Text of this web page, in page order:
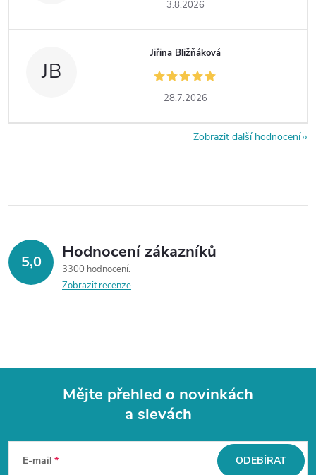
3.8.2026
JB
Jiřina Bližňáková
28.7.2026
Zobrazit další hodnocení
5,0 Hodnocení zákazníků
3300 hodnocení
Zobrazit recenze
Mějte přehled o novinkách
a slevách
E-mail ODEBÍRAT